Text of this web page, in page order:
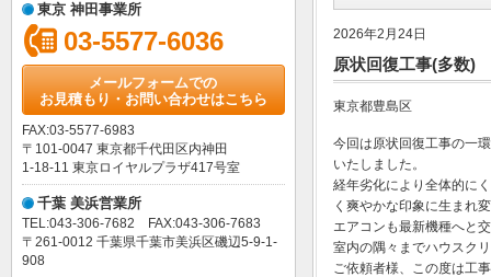
東京 神田事業所
03-5577-6036
メールフォームでの
お見積もり・お問い合わせはこちら
FAX:03-5577-6983
〒101-0047 東京都千代田区内神田
1-18-11 東京ロイヤルプラザ417号室
千葉 美浜営業所
TEL:043-306-7682 FAX:043-306-7683
〒261-0012 千葉県千葉市美浜区磯辺5-9-1-
908
2026年2月24日
原状回復工事(多数)
東京都豊島区
今回は原状回復工事の一
いたしました。
経年劣化により全体的に
く爽やかな印象に生まれ
エアコンも最新機種へと
室内の隅々までハウスク
ご依頼者様、この度は工